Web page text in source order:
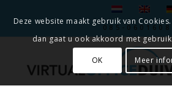
085-0601608
Deze website maakt gebruik van
dan gaat u ook akkoord met
OK Meer